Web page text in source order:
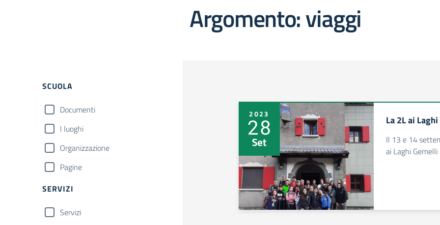
Argomento: viaggi
SCUOLA
Documenti
I luoghi
Organizzazione
Pagine
SERVIZI
Servizi
2023
28
Set
La 2L ai
Il 13 e 14
ai Laghi